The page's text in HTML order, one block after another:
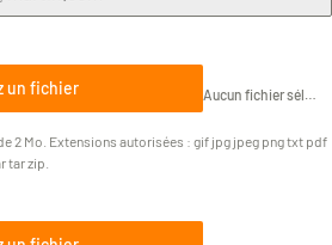
un fichier
2 Mo. Extensions autorisées : gif jpg jpeg png txt pdf
tar zip.